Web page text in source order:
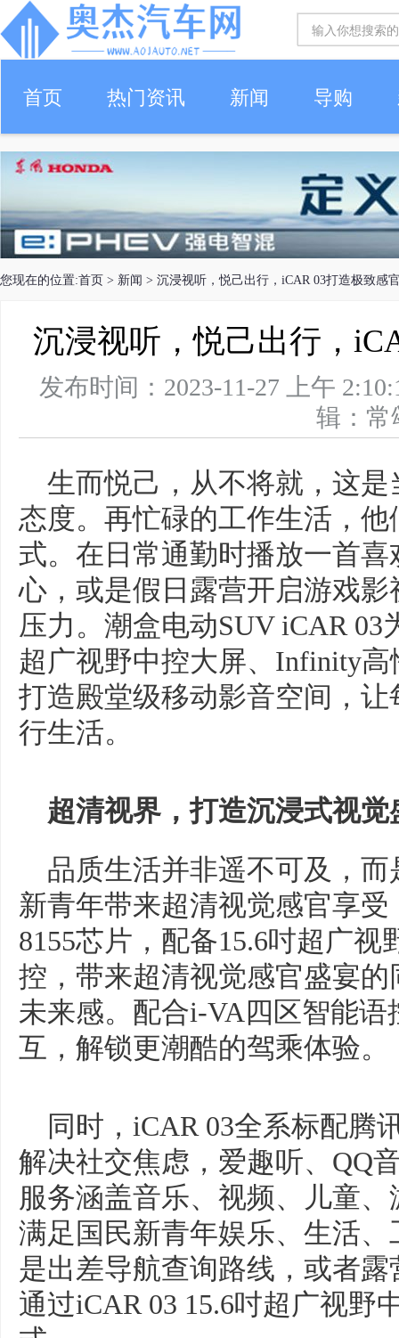
首页 热门资讯 新闻 导购
您现在的位置:首页 > 新闻 > 沉浸视听，悦己出行，iCAR 03打造极致感
沉浸视听，悦己出行，
发布时间：2023-11-27 上午
辑：
生而悦己，从不将就，这
态度。再忙碌的工作生活，
式。在日常通勤时播放一首
心，或是假日露营开启游戏
压力。潮盒电动SUV iCAR 03
超广视野中控大屏、Infinity
打造殿堂级移动影音空间，
行生活。
超清视界，打造沉浸式视觉
品质生活并非遥不可及，
新青年带来超清视觉感官享
8155芯片，配备15.6吋超广
控，带来超清视觉感官盛宴
未来感。配合i-VA四区智能语
互，解锁更潮酷的驾乘体验。
同时，iCAR 03全系标配腾
解决社交焦虑，爱趣听、QQ
服务涵盖音乐、视频、儿童
满足国民新青年娱乐、生活
是出差导航查询路线，或者
通过iCAR 03 15.6吋超广视野